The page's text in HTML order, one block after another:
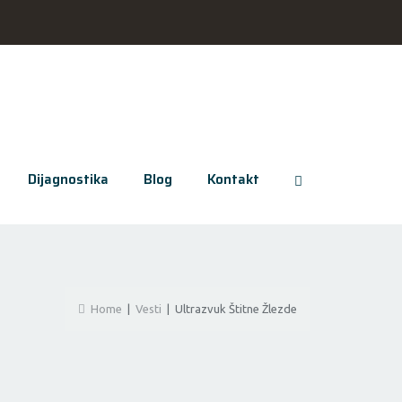
Dijagnostika Blog Kontakt
060/619-3228
Home Vesti Ultrazvuk Štitne Žlezde